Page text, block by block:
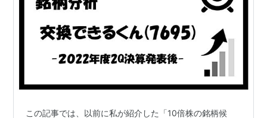
この記事では、以前に私が紹介した「10倍株の銘柄候